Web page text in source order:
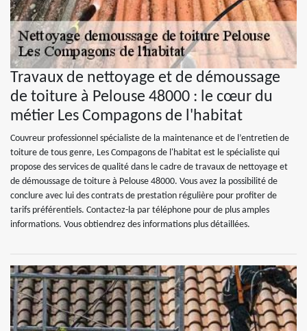
Travaux de nettoyage et de démoussage
de toiture à Pelouse 48000 : le cœur du
métier Les Compagons de l'habitat
Couvreur professionnel spécialiste de la maintenance et de l’entretien de
toiture de tous genre, Les Compagons de l'habitat est le spécialiste qui
propose des services de qualité dans le cadre de travaux de nettoyage et
de démoussage de toiture à Pelouse 48000. Vous avez la possibilité de
conclure avec lui des contrats de prestation régulière pour profiter de
tarifs préférentiels. Contactez-la par téléphone pour de plus amples
informations. Vous obtiendrez des informations plus détaillées.